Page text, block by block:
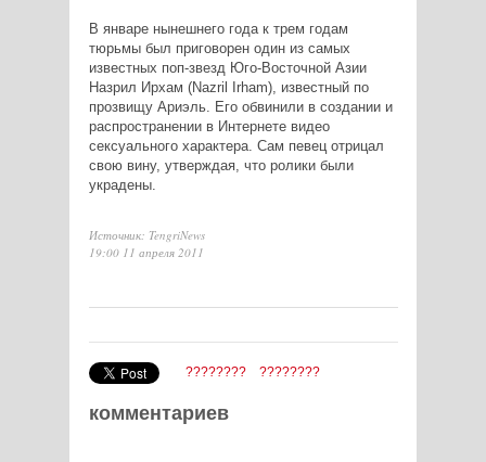
В январе нынешнего года к трем годам
тюрьмы был приговорен один из самых
известных поп-звезд Юго-Восточной Азии
Назрил Ирхам (Nazril Irham), известный по
прозвищу Ариэль. Его обвинили в создании и
распространении в Интернете видео
сексуального характера. Сам певец отрицал
свою вину, утверждая, что ролики были
украдены.
Источник: TengriNews
19:00 11 апреля 2011
???????? ????????
комментариев